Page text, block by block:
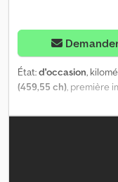
État:d'occasion,
(459,55 ch), première
,
configuration